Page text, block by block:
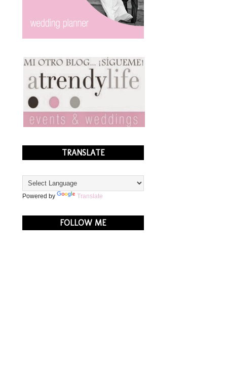
TRANSLATE
Powered by Translate
FOLLOW ME